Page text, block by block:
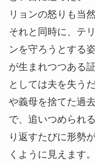
リョンの怒りも当
それと同時に、テ
ンを守ろうとする
が生まれつつある
としては夫を失う
や義母を捨てた過
で、追いつめられ
り返すたびに形勢
くように見えます。